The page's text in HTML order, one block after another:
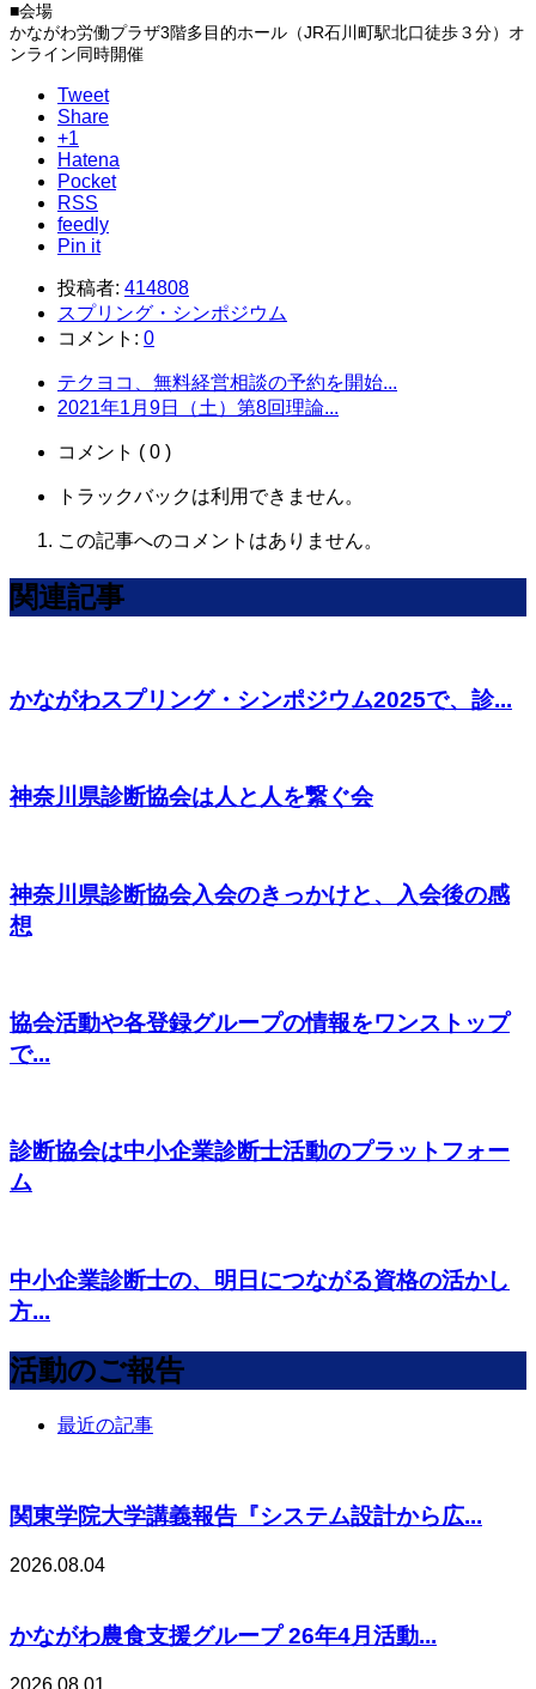
■会場
かながわ労働プラザ3階多目的ホール（JR石川町駅北口徒歩３分）オ
ンライン同時開催
Tweet
Share
+1
Hatena
Pocket
RSS
feedly
Pin it
投稿者: 414808
スプリング・シンポジウム
コメント: 0
テクヨコ、無料経営相談の予約を開始...
2021年1月9日（土）第8回理論...
コメント ( 0 )
トラックバックは利用できません。
この記事へのコメントはありません。
関連記事
かながわスプリング・シンポジウム2025で、診...
神奈川県診断協会は人と人を繋ぐ会
神奈川県診断協会入会のきっかけと、入会後の感
想
協会活動や各登録グループの情報をワンストップ
で...
診断協会は中小企業診断士活動のプラットフォー
ム
中小企業診断士の、明日につながる資格の活かし
方...
活動のご報告
最近の記事
関東学院大学講義報告『システム設計から広...
2026.08.04
かながわ農食支援グループ 26年4月活動...
2026.08.01